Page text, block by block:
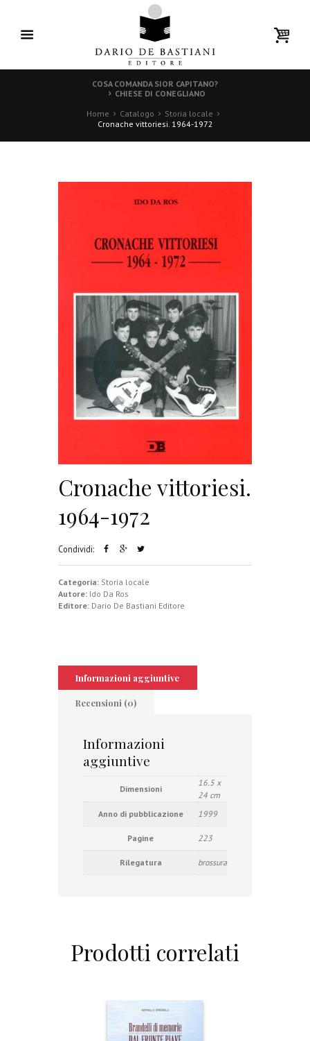
COSA COMANDA SIOR CAPITANO?
CHIESE DI CONEGLIANO
Home
Catalogo
Storia locale
Cronache vittoriesi. 1964-1972
Cronache vittoriesi.
1964-1972
Condividi:
Categoria: Storia locale
Autore: Ido Da Ros
Editore: Dario De Bastiani Editore
Informazioni aggiuntive
Recensioni (0)
Informazioni
aggiuntive
Dimensioni
16.5 x
24 cm
Anno di pubblicazione
1999
Pagine 223
Rilegatura brossura
Prodotti correlati